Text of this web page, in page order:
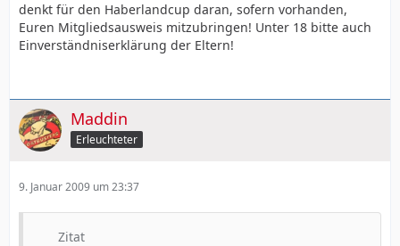
denkt für den Haberlandcup daran, sofern vorhanden,
Euren Mitgliedsausweis mitzubringen! Unter 18 bitte auch
Einverständniserklärung der Eltern!
Maddin
Erleuchteter
9. Januar 2009 um 23:37
Zitat